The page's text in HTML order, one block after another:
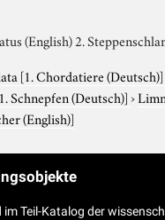
(English) 2.
[1. Chordatiere (Deutsch)]
Schnepfen (Deutsch)]›
(English)]
Teil-Katalog der